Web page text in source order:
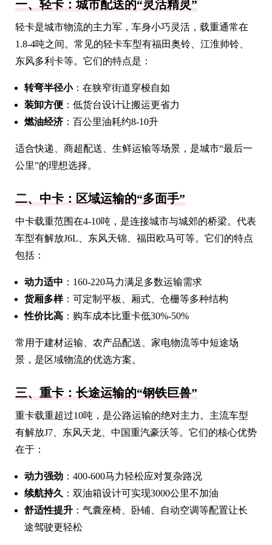
一、轻卡：城市配送的“灵活精灵”
轻卡是城市物流的主力军，车身小巧灵活，载重通常在
1.8-4吨之间。常见的轻卡车型有福田奥铃、江淮帅铃、
东风多利卡等。它们的特点是：
转弯半径小：在狭窄街道穿梭自如
装卸方便 ：低货台设计让搬运更省力
燃油经济：百公里油耗约8-10升
适合快递、商超配送、生鲜运输等场景，是城市“最后一
公里”的理想选择。
二、中卡：区域运输的“多面手”
中卡载重范围在4-10吨，是连接城市与城郊的桥梁。代表
车型有解放J6L、东风天锦、福田欧马可等。它们的特点
包括：
动力适中 ：160-220马力满足多数运输需求
货厢多样：可定制平板、厢式、仓栅等多种结构
性价比高 ：购车成本比重卡低30%-50%
常用于建材运输、农产品配送、家电物流等中短途场
景，是区域物流的优选方案。
三、重卡：长途运输的“钢铁巨兽”
重卡载重超过10吨，是公路运输的绝对主力。主流车型
有解放J7、东风天龙、中国重汽豪沃等。它们的核心优势
在于：
动力强劲 ：400-600马力轻松应对复杂路况
续航持久 ：双油箱设计可实现3000公里不加油
舒适性提升 ：气囊座椅、卧铺、自动空调等配置让长
途驾驶更轻松